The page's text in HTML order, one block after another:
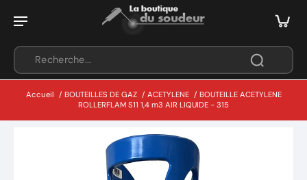
Accueil / BOUTEILLES DE GAZ / ACETYLENE / BOUTEILLE ACETYLENE
ROLLERFLAM S11 1,4 m3 AIR LIQUIDE - 315